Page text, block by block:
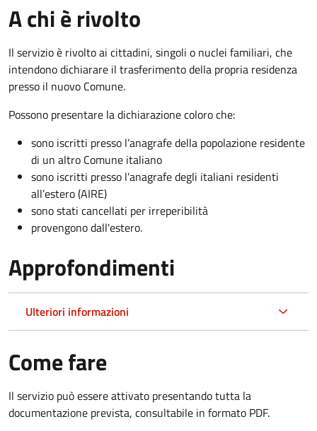
A chi è rivolto
Il servizio è rivolto ai cittadini, singoli o nuclei familiari, che
intendono dichiarare il trasferimento della propria residenza
presso il nuovo Comune.
Possono presentare la dichiarazione coloroche:
sono iscritti presso l’anagrafe della popolazione residente
di un altro Comune italiano
sono iscritti presso l’anagrafe degli italiani residenti
all’estero (AIRE)
sono stati cancellati per irreperibilità
provengono dall'estero.
Approfondimenti
Ulteriori informazioni
Come fare
Il servizio può essere attivato presentando tutta la
documentazione prevista, consultabile in formato PDF.